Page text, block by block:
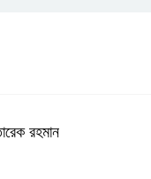
রহমান